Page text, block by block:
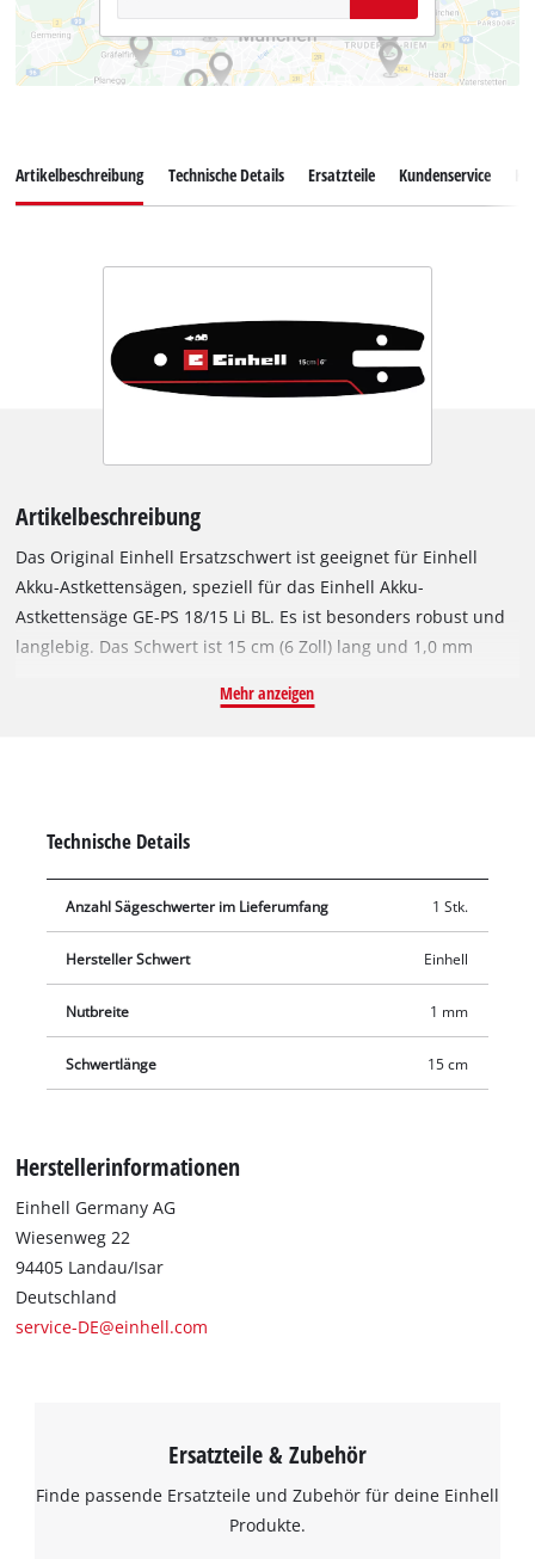
Artikelbeschreibung Technische Details Ersatzteile Kundenservice
Artikelbeschreibung
Das Original Einhell Ersatzschwert ist geeignet für Einhell
Akku-Astkettensägen, speziell für das Einhell Akku-
Astkettensäge GE-PS 18/15 Li BL. Es ist besonders robust und
langlebig. Das Schwert ist 15 cm (6 Zoll) lang und 1,0 mm
besonders gut für Sägearbeiten an größeren Sträuchern oder
Mehr anzeigen
Technische Details
Anzahl Sägeschwerter im Lieferumfang 1 Stk.
Hersteller Schwert Einhell
Nutbreite 1 mm
Schwertlänge 15 cm
Herstellerinformationen
Einhell Germany AG
Wiesenweg 22
94405 Landau/Isar
Deutschland
service-DE@einhell.com
Ersatzteile & Zubehör
Finde passende Ersatzteile und Zubehör für deine Einhell
Produkte.